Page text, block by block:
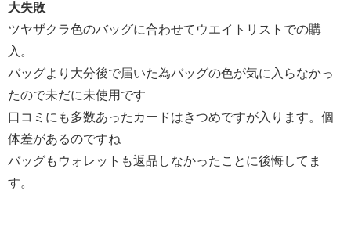
大失敗
ツヤザクラ色のバッグに合わせてウエイトリストでの購
入。
バッグより大分後で届いた為バッグの色が気に入らなかっ
たので未だに未使用です
口コミにも多数あったカードはきつめですが入ります。個
体差があるのですね
バッグもウォレットも返品しなかったことに後悔してま
す。